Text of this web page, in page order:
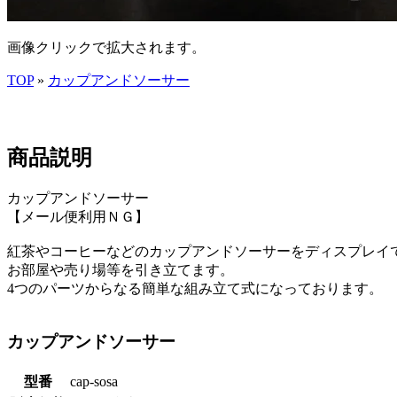
画像クリックで拡大されます。
TOP» カップアンドソーサー
商品説明
カップアンドソーサー
【メール便利用ＮＧ】
紅茶やコーヒーなどのカップアンドソーサーをディスプレイ
お部屋や売り場等を引き立てます。
4つのパーツからなる簡単な組み立て式になっております。
カップアンドソーサー
型番
cap-sosa